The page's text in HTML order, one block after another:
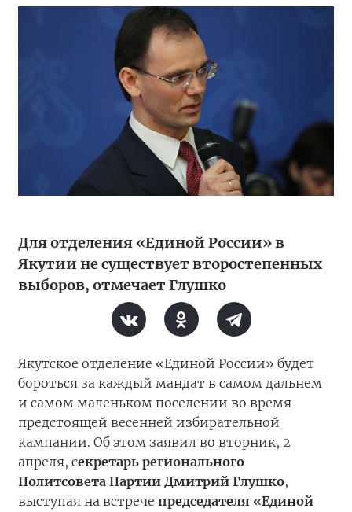
Для отделения «Единой России» в
Якутии не существует второстепенных
выборов, отмечает Глушко
Якутское отделение «Единой России» будет
бороться за каждый мандат в самом дальнем
и самом маленьком поселении во время
предстоящей весенней избирательной
кампании. Об этом заявил во вторник, 2
апреля, секретарь регионального
Политсовета Партии Дмитрий Глушко,
выступая на встрече председателя «Единой